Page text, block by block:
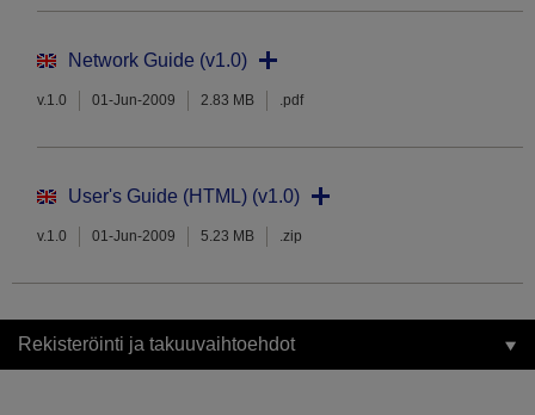
Network Guide (v1.0)
v.1.0 01-Jun-2009 2.83 MB .pdf
User's Guide (HTML) (v1.0)
v.1.0 01-Jun-2009 5.23 MB .zip
Rekisteröinti ja takuuvaihtoehdot